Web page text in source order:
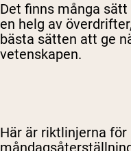
Det finns många
en helg av
bästa sätten att ge
vetenskapen.
Här är riktlinjerna för